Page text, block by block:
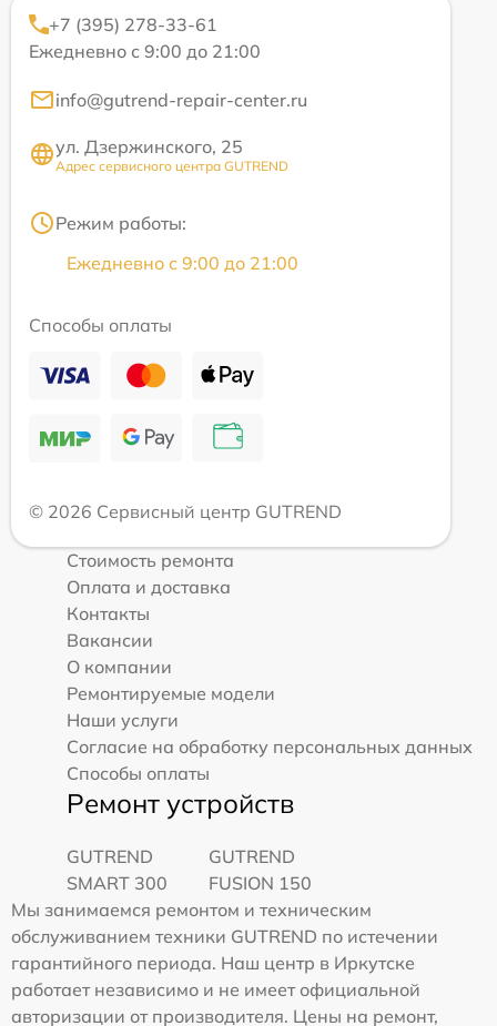
+7 (395) 278-33-61
Ежедневно с 9:00 до 21:00
info@gutrend-repair-center.ru
ул. Дзержинского, 25
Адрес сервисного центра GUTREND
Режим работы:
Ежедневно с 9:00 до 21:00
Способы оплаты
© 2026 Сервисный центр GUTREND
Стоимость ремонта
Оплата и доставка
Контакты
Вакансии
О компании
Ремонтируемые модели
Наши услуги
Согласие на обработку персональных данных
Способы оплаты
Ремонт устройств
GUTREND
SMART 300
GUTREND
FUSION 150
Мы занимаемся ремонтом и техническим
обслуживанием техники GUTREND по истечении
гарантийного периода. Наш центр в Иркутске
работает независимо и не имеет официальной
авторизации от производителя. Цены на ремонт,